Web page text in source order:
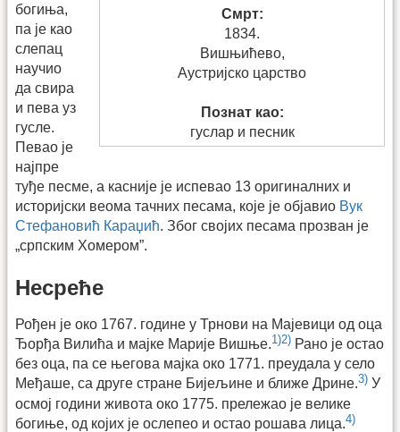
Смрт:
1834.
Вишњићево,
Аустријско царство
Познат као:
гуслар и песник
богиња,
па је као
слепац
научио
да свира
и пева уз
гусле.
Певао је
најпре
туђе песме, а касније је испевао 13 оригиналних и
историјски веома тачних песама, које је објавио Вук
Стефановић Караџић. Због својих песама прозван је
„српским Хомером”.
Несреће
Рођен је око 1767. године у Трнови на Мајевици од оца
Ђорђа Вилића и мајке Марије Вишње.1)2) Рано је остао
без оца, па се његова мајка око 1771. преудала у село
Међаше, са друге стране Бијељине и ближе Дрине.3) У
осмој години живота око 1775. прележао је велике
богиње, од којих је ослепео и остао рошава лица.4)